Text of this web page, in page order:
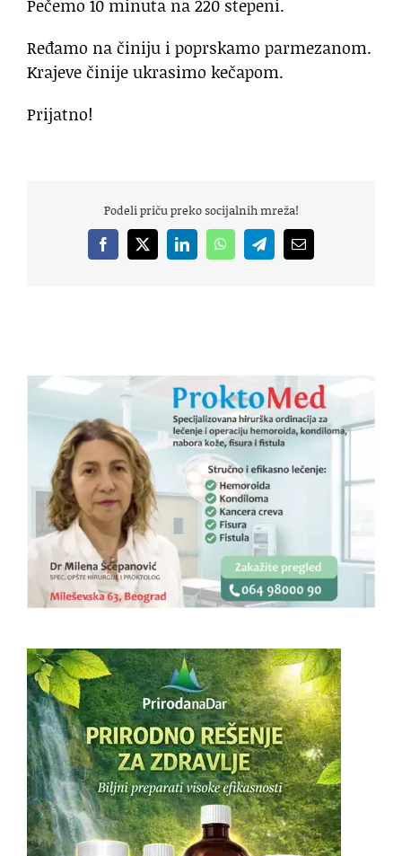
Pečemo 10 minuta na 220 stepeni.
Ređamo na činiju i poprskamo parmezanom.
Krajeve činije ukrasimo kečapom.
Prijatno!
Podeli priču preko socijalnih mreža!
Facebook
X LinkedInWhatsAppTelegramEmail